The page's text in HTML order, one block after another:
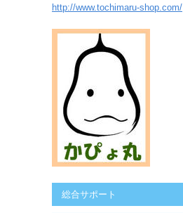
http://www.tochimaru-shop.com/
総合サポート